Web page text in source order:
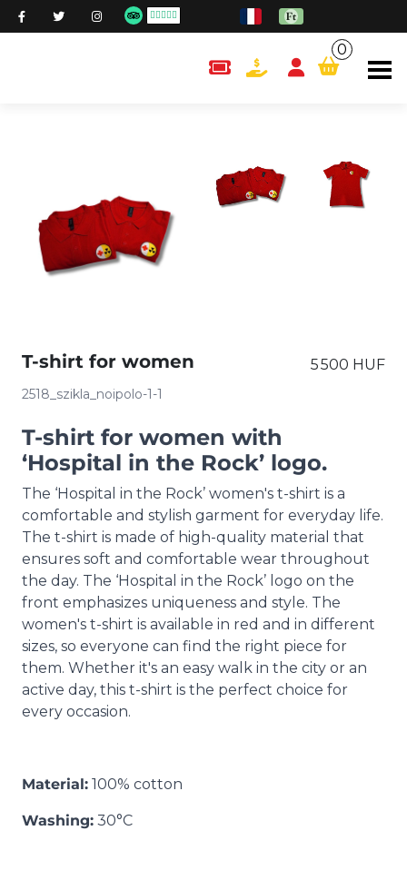
content.cart
0
T-shirt for women 5 500 HUF
2518_szikla_noipolo-1-1
T-shirt for women with
‘Hospital in the Rock’ logo.
The ‘Hospital in the Rock’ women's t-shirt is a
comfortable and stylish garment for everyday life.
The t-shirt is made of high-quality material that
ensures soft and comfortable wear throughout
the day. The ‘Hospital in the Rock’ logo on the
front emphasizes uniqueness and style. The
women's t-shirt is available in red and in different
sizes, so everyone can find the right piece for
them. Whether it's an easy walk in the city or an
active day, this t-shirt is the perfect choice for
every occasion.
Material: 100% cotton
Washing: 30°C